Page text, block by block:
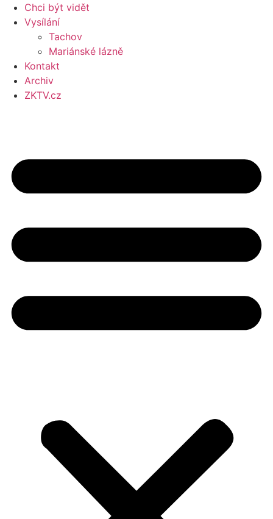
Chci být vidět
Vysílání
Tachov
Mariánské lázně
Kontakt
Archiv
ZKTV.cz